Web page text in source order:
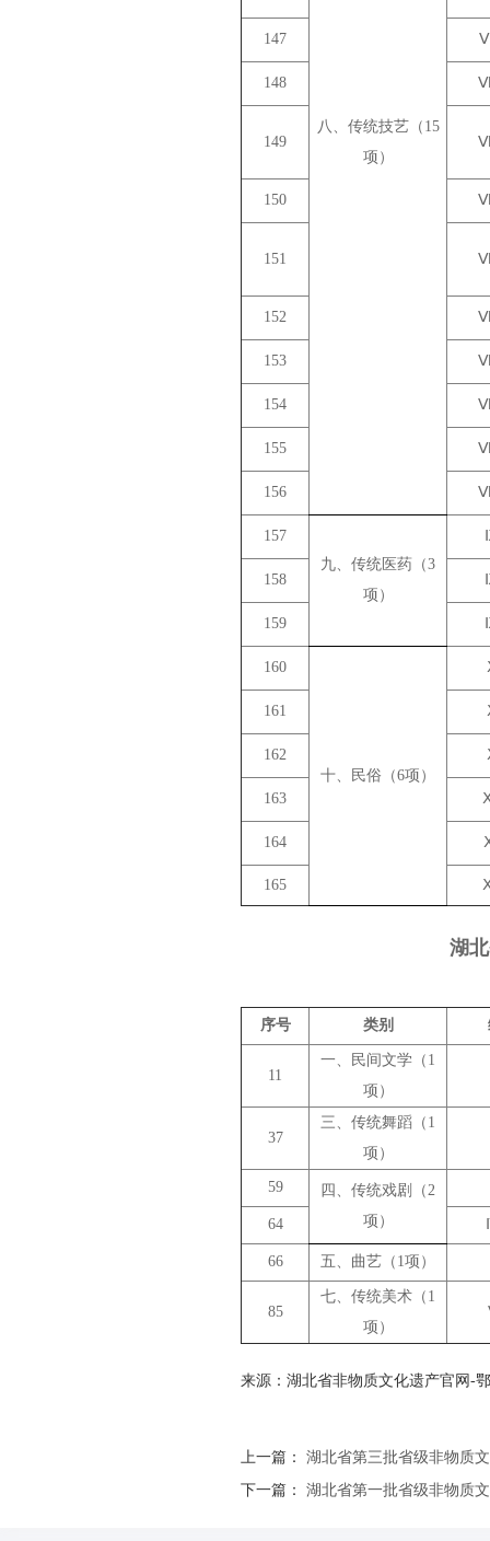
八、传统技艺（15
项）
147
148
149
150
151
152
153
154
155
156
157
九、传统医药（3
项）
158
159
160
十、民俗（6项）
161
162
163
164
165
湖
序号 类别
11
一、民间文学（1
项）
37
三、传统舞蹈（1
项）
59
四、传统戏剧（2
项）
64
66 五、曲艺（1项）
85
七、传统美术（1
项）
来源：湖北省非物质文化遗产官网-
上一篇： 湖北省第三批省级非物质
下一篇： 湖北省第一批省级非物质